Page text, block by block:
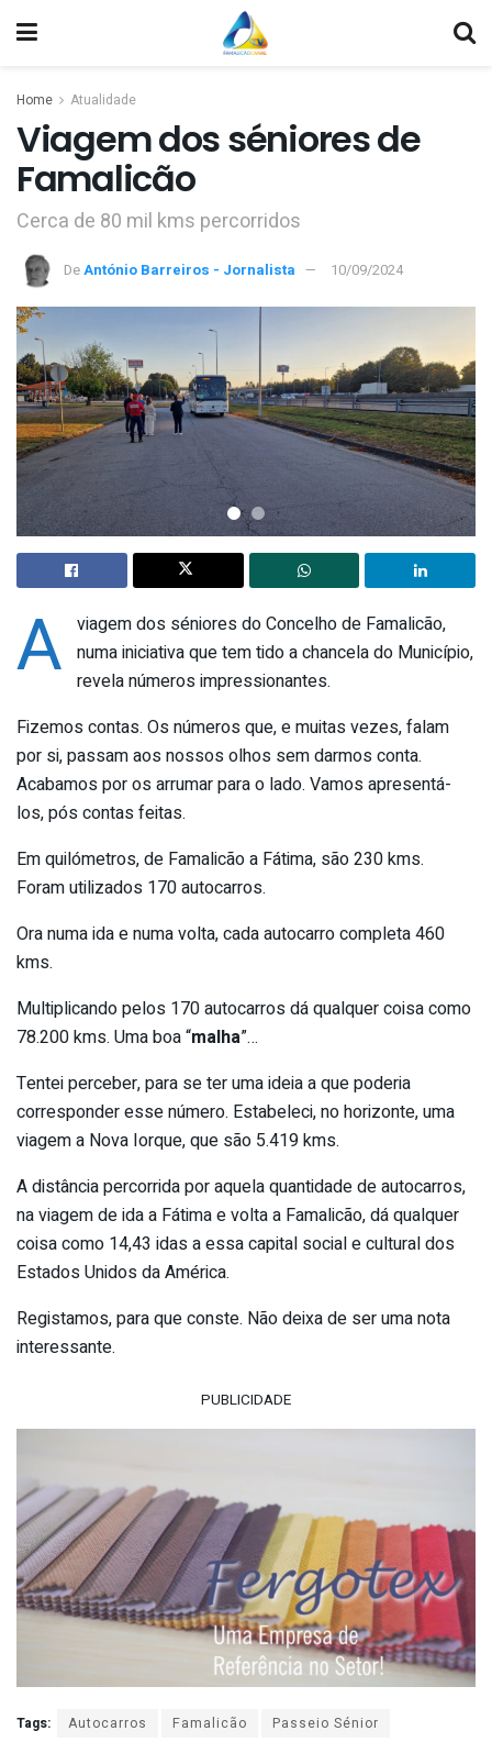
Home Atualidade
Viagem dos séniores de
Famalicão
Cerca de 80 mil kms percorridos
DeAntónio Barreiros - Jornalista 10/09/2024
A viagem dos séniores do Concelho de Famalicão,
numa iniciativa que tem tido a chancela do Município,
revela números impressionantes.
Fizemos contas. Os números que, e muitas vezes, falam
por si, passam aos nossos olhos sem darmos conta.
Acabamos por os arrumar para o lado. Vamos apresentá-
los, pós contas feitas.
Em quilómetros, de Famalicão a Fátima, são 230 kms.
Foram utilizados 170 autocarros.
Ora numa ida e numa volta, cada autocarro completa 460
kms.
Multiplicando pelos 170 autocarros dá qualquer coisa como
78.200 kms. Uma boa “malha”…
Tentei perceber, para se ter uma ideia a que poderia
corresponder esse número. Estabeleci, no horizonte, uma
viagem a Nova Iorque, que são 5.419 kms.
A distância percorrida por aquela quantidade de autocarros,
na viagem de ida a Fátima e volta a Famalicão, dá qualquer
coisa como 14,43 idas a essa capital social e cultural dos
Estados Unidos da América.
Registamos, para que conste. Não deixa de ser uma nota
interessante.
PUBLICIDADE
Tags: Autocarros Famalicão
Passeio Sénior